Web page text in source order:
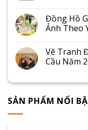
Đồng Hồ
Ảnh Theo
Vẽ Tranh
Cầu Năm
SẢN PHẨM NỔI